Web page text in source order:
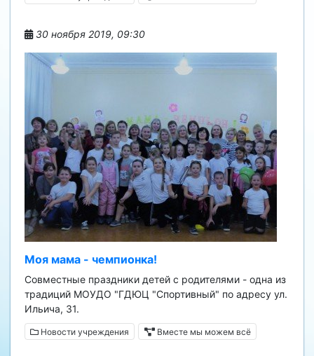
30 ноября 2019, 09:30
Моя мама - чемпионка!
Совместные праздники детей с родителями - одна из
традиций МОУДО "ГДЮЦ "Спортивный" по адресу ул.
Ильича, 31.
Новости учреждения Вместе мы можем всё